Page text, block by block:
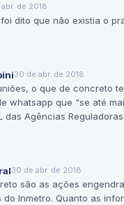
de 2018
dito que não existia o
30 de abr. de 2018
o que de concreto
whatsapp que "se até
das Agências
30 de abr. de 2018
são as ações
do Inmetro. Quanto as